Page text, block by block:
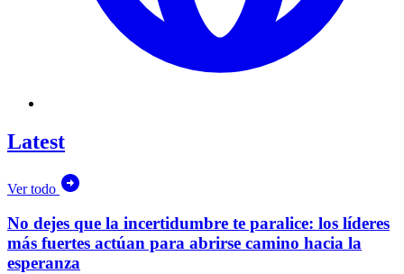
Latest
Ver todo
No dejes que la incertidumbre te paralice: los líderes
más fuertes actúan para abrirse camino hacia la
esperanza